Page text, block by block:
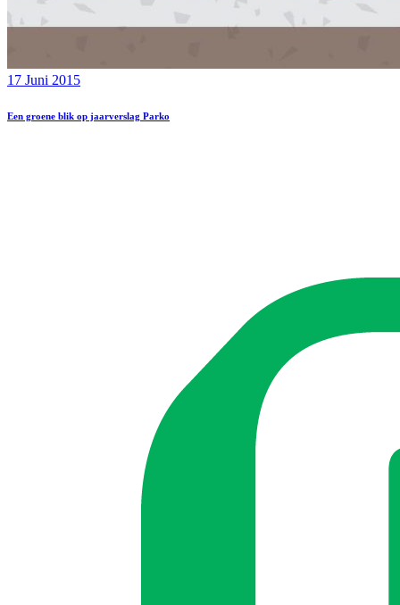
17 Juni 2015
Een groene blik op jaarverslag Parko